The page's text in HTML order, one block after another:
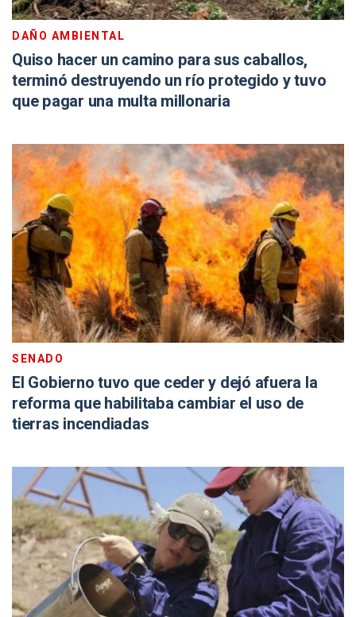
DAÑO AMBIENTAL
Quiso hacer un camino para sus caballos,
terminó destruyendo un río protegido y tuvo
que pagar una multa millonaria
SENADO
El Gobierno tuvo que ceder y dejó afuera la
reforma que habilitaba cambiar el uso de
tierras incendiadas